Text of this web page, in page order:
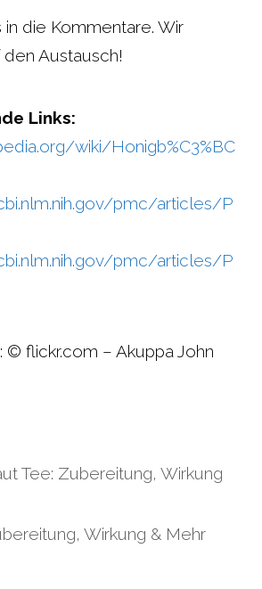
in die Kommentare. Wir
Austausch!
Links:
wiki/Honigb%C3%BC
pmc/articles/P
pmc/articles/P
flickr.com – Akuppa John
Tee: Zubereitung, Wirkung
Wirkung & Mehr